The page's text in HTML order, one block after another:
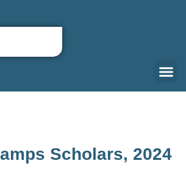
Scholars, 2024